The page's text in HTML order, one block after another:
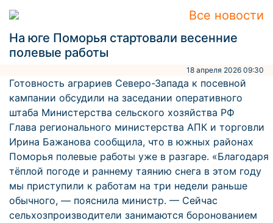
Все новости
На юге Поморья стартовали весенние
полевые работы
18 апреля 2026 09:30
Готовность аграриев Северо-Запада к посевной
кампании обсудили на заседании оперативного
штаба Министерства сельского хозяйства РФ
Глава регионального министерства АПК и торговли
Ирина Бажанова сообщила, что в южных районах
Поморья полевые работы уже в разгаре. «Благодаря
тёплой погоде и раннему таянию снега в этом году
мы приступили к работам на три недели раньше
обычного, — пояснила министр. — Сейчас
сельхозпроизводители занимаются боронованием